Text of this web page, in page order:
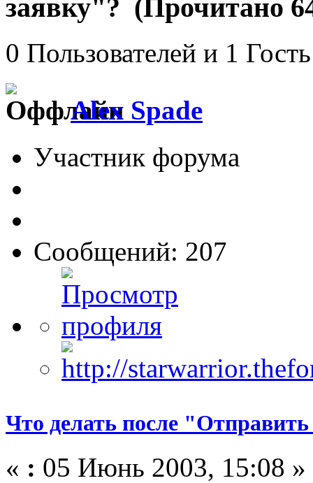
заявку"? (Прочитано
0 Пользователей и 1
Alex Spade
Участник форума
Сообщений: 207
Что делать после
« : 05 Июнь 2003, 15:08 »